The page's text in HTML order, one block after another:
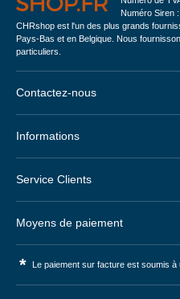
Numéro Siren
CHRshop est l'un des plus grands
Pays-Bas et en Belgique. Nous
particuliers.
Contactez-nous
Informations
Service Clients
Moyens de paiement
* Le paiement sur facture est soumis